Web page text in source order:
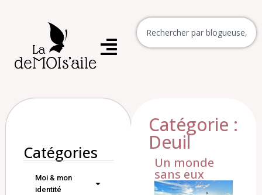
Catégories
Moi & mon
identité
Catégorie :
Deuil
Un monde
sans eux